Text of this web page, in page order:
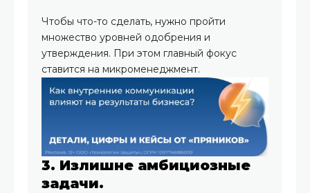
Чтобы что-то сделать, нужно пройти
множество уровней одобрения и
утверждения. При этом главный фокус
ставится на микроменеджмент.
3. Излишне амбициозные
задачи.